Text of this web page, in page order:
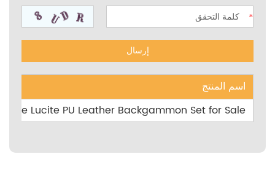
اسم المنتج
Lucite PU Leather Backgammon Set for Sale